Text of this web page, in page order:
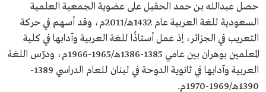
حصل عبدالله بن حمد الحقيل على عضوية الجمعية العلمية
السعودية للغة العربية عام 1432هـ/2011م، وقد أسهم في حركة
التعريب في الجزائر، إذ عمل أستاذًا للغة العربية وآدابها في كلية
المعلمين بوهران بين عامي 1385-1386هـ/1965-1966م، ودرّس اللغة
العربية وآدابها في ثانوية الدوحة في لبنان للعام الدراسي 1389-
1390هـ/1969-1970م.